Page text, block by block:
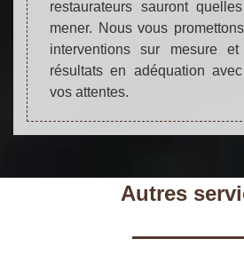
restaurateurs sauront
mener. Nous vous
interventions sur mesure
résultats en adéquation
vos attentes.
Autres